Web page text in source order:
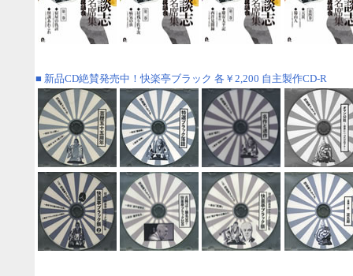
■ 新品CD絶賛発売中！快楽亭ブラック 各￥2,200 自主製作CD-R